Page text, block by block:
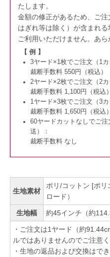
たします。
金額の修正があるため、ご
はぎれ等は除く）が含まれ
ご利用いただけません。 あら
【 例 】
3ヤード×1枚でご注文（1カ
裁断手数料 550円（税込）
2ヤード×2枚でご注文（2カ
裁断手数料 1,100円（税込）
1ヤード×3枚でご注文（3カ
裁断手数料 1,650円（税込）
60ヤードカットなしでご
送）：
裁断手数料 なし
生地素材
ポリ/コットン [ポ
ロード）
生地幅 約45インチ（約
・ご注文は1ヤード（約
ルではありませんのでご注意く
・生地の返品および交換はでき